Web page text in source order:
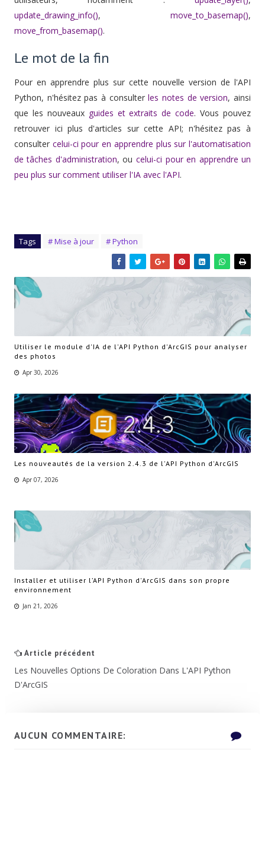
update_drawing_info(),move_to_basemap(),
move_from_basemap().
Le mot de la fin
Pour en apprendre plus sur cette nouvelle version de l'API
Python, n'hésitez pas à consulterles notes de version, ainsi
que les nouveaux guides et extraits de code. Vous pouvez
retrouver ici plus d'articles sur cette API; n'hésitez pas à
consulter celui-ci pour en apprendre plus sur l'automatisation
de tâches d'administration, oucelui-ci pour en apprendre un
peu plus sur comment utiliser l'IA avec l'API.
Tags # Mise à jour # Python
Utiliser le module d'IA de l'API Python d'ArcGIS pour analyser
des photos
Apr 30, 2026
Les nouveautés de la version 2.4.3 de l'API Python d'ArcGIS
Apr 07, 2026
Installer et utiliser l’API Python d'ArcGIS dans son propre
environnement
Jan 21, 2026
Article précédent
Les Nouvelles Options De Coloration Dans L'API Python
D'ArcGIS
AUCUN COMMENTAIRE: